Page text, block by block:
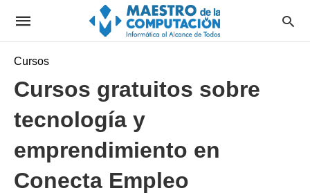
Cursos
Cursos gratuitos sobre
tecnología y
emprendimiento en
Conecta Empleo